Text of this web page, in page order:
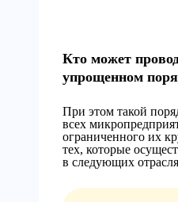
Кто может
упрощенном
При этом такой
всех
ограниченного их
тех, которые
в следующих